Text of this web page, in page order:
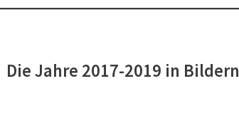
Die Jahre 2017-2019 in Bildern